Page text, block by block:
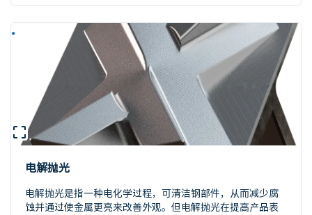
电解抛光
电解抛光是指一种电化学过程，可清洁钢部件，从而减少腐
蚀并通过使金属更亮来改善外观。但电解抛光在提高产品表